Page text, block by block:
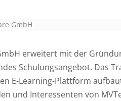
GmbH
erweitert mit der
Schulungsangebot. Das
E-Learning-Plattform
und Interessenten von